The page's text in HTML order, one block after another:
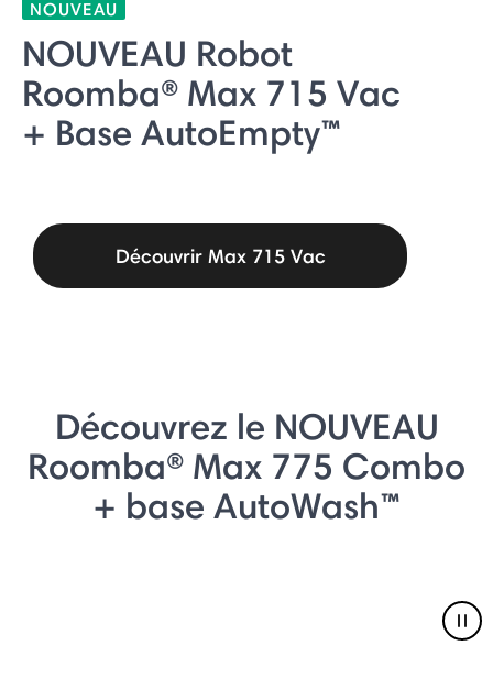
NOUVEAU
NOUVEAU Robot
Roomba® Max 715 Vac
+ Base AutoEmpty™
Découvrir Max 715 Vac
Découvrez le NOUVEAU
Roomba® Max 775 Combo
+ base AutoWash™